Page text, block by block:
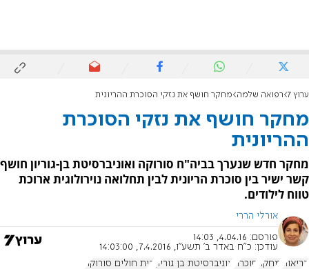
ערוץ 7 רפואה שלמה מחקר חושף את נזקי הסוכרת ההריונית
מחקר חושף את נזקי הסוכרת
ההריונית
מחקר חדש שנערך בביה"ח סורוקה ואוניברסיטת בן-גוריון חושף
קשר ישיר בין סוכרת הריונית לבין תחלואה נוירולוגית ארוכת
טווח לילודים.
אורלי הררי
פורסם: 4.04.16, 14:03
עודכן: כ"ח באדר ב׳ תשע"ו, 7.4.2016, 14:03:00
בריאות
מחקר סוכרת אוניברסיטת בן גוריון בית חולים סורוקה